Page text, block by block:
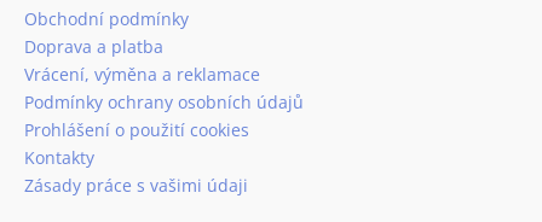
Obchodní podmínky
Doprava a platba
Vrácení, výměna a reklamace
Podmínky ochrany osobních údajů
Prohlášení o použití cookies
Kontakty
Zásady práce s vašimi údaji